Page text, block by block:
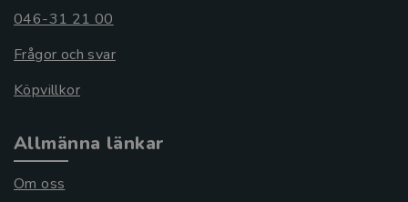
046-31 21 00
Frågor och svar
Köpvillkor
Allmänna länkar
Om oss